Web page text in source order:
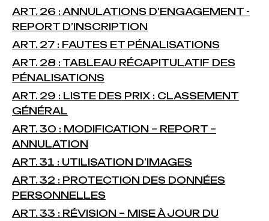
ART. 26 : ANNULATIONS D'ENGAGEMENT -
REPORT D’INSCRIPTION
ART. 27 : FAUTES ET PÉNALISATIONS
ART. 28 : TABLEAU RÉCAPITULATIF DES
PÉNALISATIONS
ART. 29 : LISTE DES PRIX : CLASSEMENT
GÉNÉRAL
ART. 30 : MODIFICATION – REPORT –
ANNULATION
ART. 31 : UTILISATION D’IMAGES
ART. 32 : PROTECTION DES DONNÉES
PERSONNELLES
ART. 33 : RÉVISION – MISE À JOUR DU